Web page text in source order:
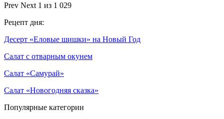
Prev Next 1 из 1 029
Рецепт дня:
Десерт «Еловые шишки» на Новый Год
Салат с отварным окунем
Салат «Самурай»
Салат «Новогодняя сказка»
Популярные категории